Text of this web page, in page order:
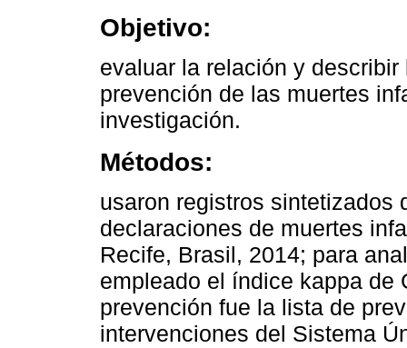
Objetivo:
evaluar la relación y
prevención de las muertes
investigación.
Métodos:
usaron registros sintetizados
declaraciones de muertes
Recife, Brasil, 2014; para
empleado el índice kappa de
prevención fue la lista de
intervenciones del Sistema